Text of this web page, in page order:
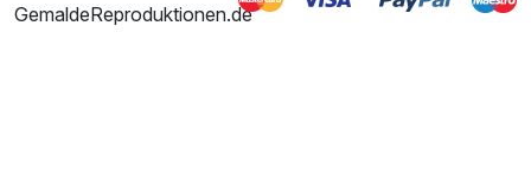
GemaldeReproduktionen.de